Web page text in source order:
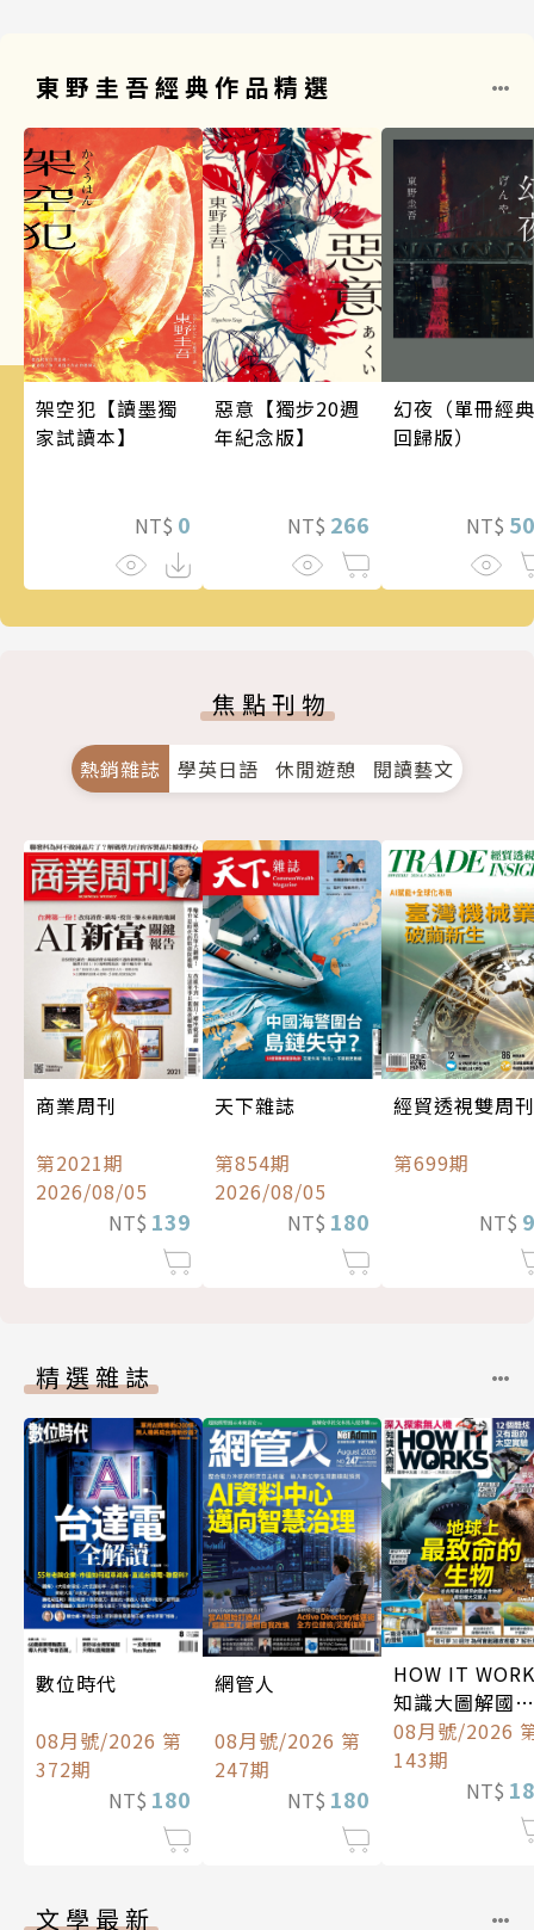
東野圭吾經典作品精選
架空犯【讀墨獨
家試讀本】
NT$ 0
惡意【獨步20週
年紀念版】
NT$ 266
幻夜（單冊經典
回歸版）
NT$
焦點刊物
熱銷雜誌 學英日語 休閒遊憩 閱讀藝文
商業周刊
第2021期
2026/08/05
NT$ 139
天下雜誌
第854期
2026/08/05
NT$ 180
經貿透視雙周刊
第699期
NT$
精選雜誌
數位時代
08月號/2026 第
372期
NT$ 180
網管人
08月號/2026 第
247期
NT$ 180
HOW IT
知識大圖解國際
中文版
08月號/2026
143期
NT$
文學最新